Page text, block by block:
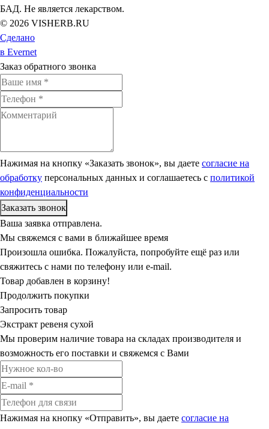
БАД. Не является лекарством.
© 2026 VISHERB.RU
Сделано
в Evernet
Заказ обратного звонка
Нажимая на кнопку «Заказать звонок», вы даете согласие на
обработку персональных данных и соглашаетесь c политикой
конфиденциальности
Ваша заявка отправлена.
Мы свяжемся с вами в ближайшее время
Произошла ошибка. Пожалуйста, попробуйте ещё раз или
свяжитесь с нами по телефону или e-mail.
Товар добавлен в корзину!
Продолжить покупки
Запросить товар
Экстракт ревеня сухой
Мы проверим наличие товара на складах производителя и
возможность его поставки и свяжемся с Вами
Нажимая на кнопку «Отправить», вы даете согласие на